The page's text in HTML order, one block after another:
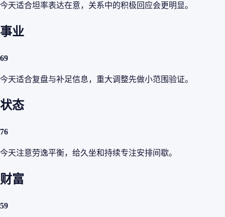
今天适合坦率表达在意，关系中的积极回应会更明显。
事业
69
今天适合复盘与补足信息，重大调整先做小范围验证。
状态
76
今天注意劳逸平衡，给久坐和持续专注安排间歇。
财富
59